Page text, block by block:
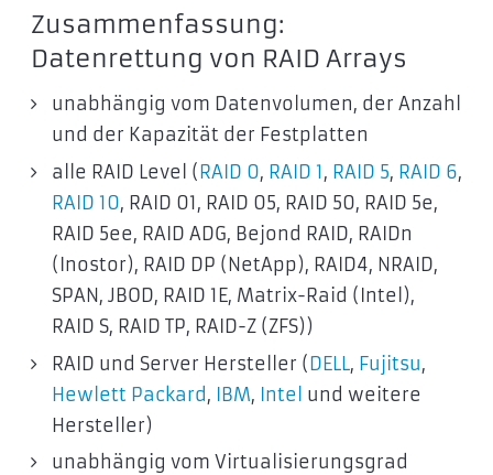
Zusammenfassung:
Datenrettung von RAID Arrays
unabhängig vom Datenvolumen, der Anzahl
und der Kapazität der Festplatten
alle RAID Level ( RAID 0, RAID 1 , RAID 5, RAID 6,
RAID 10, RAID 01, RAID 05, RAID 50, RAID 5e,
RAID 5ee, RAID ADG, Bejond RAID, RAIDn
(Inostor), RAID DP (NetApp), RAID4, NRAID,
SPAN, JBOD, RAID 1E, Matrix-Raid (Intel),
RAID S, RAID TP, RAID-Z (ZFS))
RAID und Server Hersteller (DELL, Fujitsu,
Hewlett Packard , IBM, Intel und weitere
Hersteller)
unabhängig vom Virtualisierungsgrad